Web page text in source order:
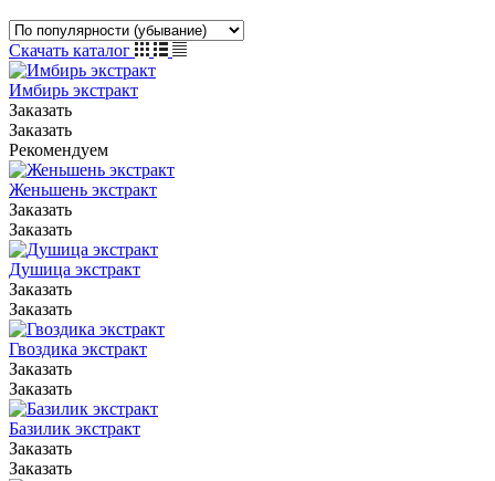
Скачать каталог
Имбирь экстракт
Заказать
Заказать
Рекомендуем
Женьшень экстракт
Заказать
Заказать
Душица экстракт
Заказать
Заказать
Гвоздика экстракт
Заказать
Заказать
Базилик экстракт
Заказать
Заказать